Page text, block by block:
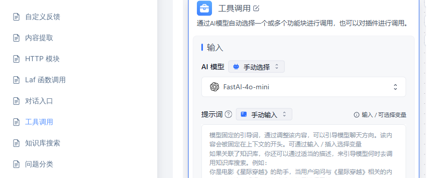
自定义反馈
内容提取
HTTP 模块
Laf 函数调用
对话入口
工具调用
知识库搜索
问题分类